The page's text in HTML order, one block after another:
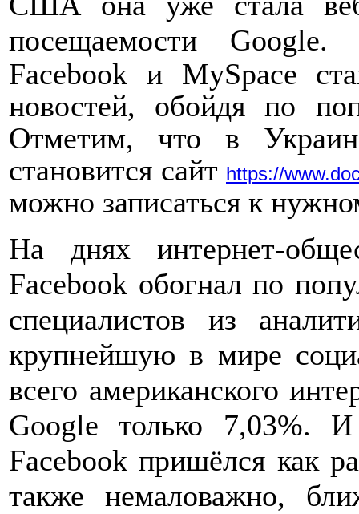
посещаемости
Facebook и MySpace
новостей, обойдя по
Отметим, что в
становится сайт https://
можно записаться к
На днях интернет-
Facebook обогнал по
специалистов из
крупнейшую в мире
всего американского
Google только 7,03%.
Facebook пришёлся как
также немаловажно,